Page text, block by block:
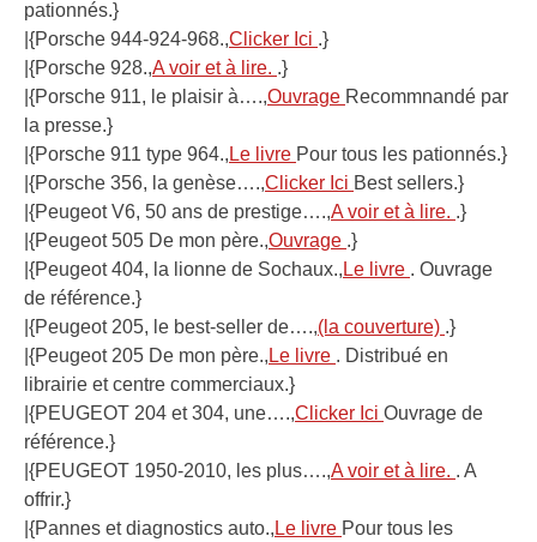
pationnés.}
|{Porsche 944-924-968.,Clicker Ici .}
|{Porsche 928.,A voir et à lire. .}
|{Porsche 911, le plaisir à….,Ouvrage Recommnandé par
la presse.}
|{Porsche 911 type 964., Le livre Pour tous les pationnés.}
|{Porsche 356, la genèse….,Clicker Ici Best sellers.}
|{Peugeot V6, 50 ans de prestige….,A voir et à lire. .}
|{Peugeot 505 De mon père.,Ouvrage .}
|{Peugeot 404, la lionne de Sochaux., Le livre . Ouvrage
de référence.}
|{Peugeot 205, le best-seller de….,(la couverture) .}
|{Peugeot 205 De mon père., Le livre . Distribué en
librairie et centre commerciaux.}
|{PEUGEOT 204 et 304, une….,Clicker Ici Ouvrage de
référence.}
|{PEUGEOT 1950-2010, les plus….,A voir et à lire. . A
offrir.}
|{Pannes et diagnostics auto., Le livre Pour tous les